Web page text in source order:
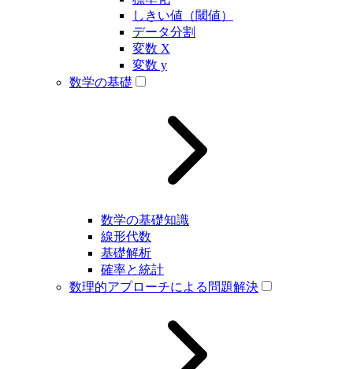
しきい値（閾値）
データ分割
変数 X
変数 y
数学の基礎
数学の基礎知識
線形代数
基礎解析
確率と統計
数理的アプローチによる問題解決